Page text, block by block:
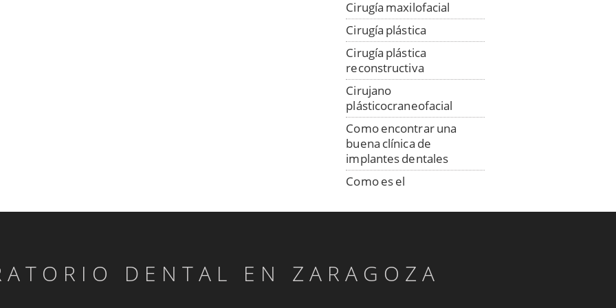
Cirugía maxilofacial
Cirugía plástica
Cirugía plástica
reconstructiva
Cirujano
plásticocraneofacial
Como encontrar una
buena clínica de
implantes dentales
Como es el
colocación de los
especialista en implantes
Confección digital
DENTAL EN ZARAGOZA